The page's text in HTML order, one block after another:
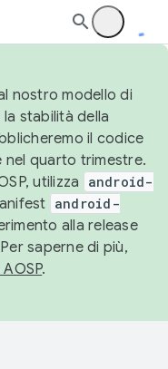
nostro modello di
stabilità della
il codice
nel quarto trimestre.
utilizza
android-
android-
alla release
saperne di più,
.